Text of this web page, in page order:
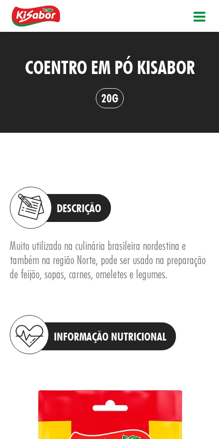
COENTRO EM PÓ KISABOR
20G
DESCRIÇÃO
Muito utilizado na culinária brasileira nordestina e
também na região Norte, pode ser usado na preparação
de feijão, sopas, carnes, omeletes e legumes.
INFORMAÇÃO NUTRICIONAL